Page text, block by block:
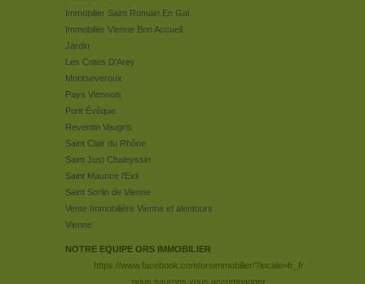
Immobilier Saint Romain En Gal
Immobilier Vienne Bon Accueil
Jardin
Les Cotes D'Arey
Montseveroux
Pays Viennois
Pont Évêque
Reventin Vaugris
Saint Clair du Rhône
Saint Just Chaleyssin
Saint Maurice l'Exil
Saint Sorlin de Vienne
Vente Immobilière Vienne et alentours
Vienne
NOTRE EQUIPE ORS IMMOBILIER
https://www.facebook.com/orsimmobilier/?locale=fr_fr
nous saurons vous accompagner